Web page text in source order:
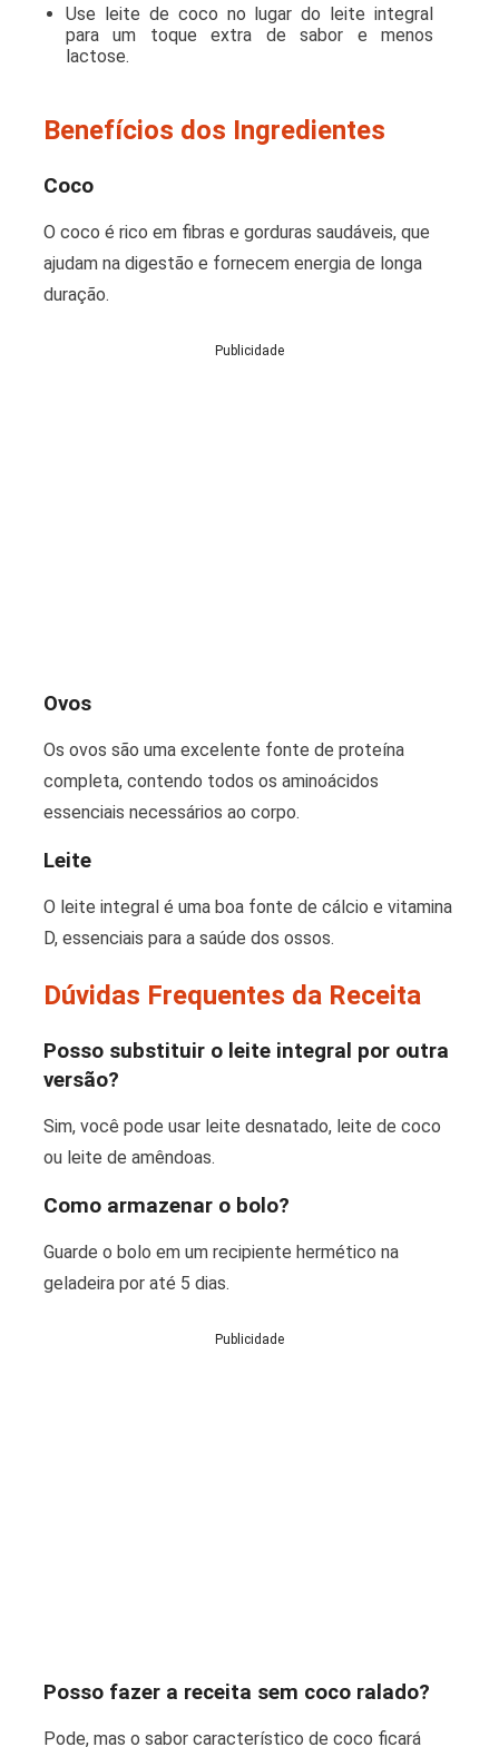
Use leite de coco no lugar do leite integral
para um toque extra de sabor e menos
lactose.
Benefícios dos Ingredientes
Coco
O coco é rico em fibras e gorduras saudáveis, que
ajudam na digestão e fornecem energia de longa
duração.
Publicidade
Ovos
Os ovos são uma excelente fonte de proteína
completa, contendo todos os aminoácidos
essenciais necessários ao corpo.
Leite
O leite integral é uma boa fonte de cálcio e vitamina
D, essenciais para a saúde dos ossos.
Dúvidas Frequentes da Receita
Posso substituir o leite integral por outra
versão?
Sim, você pode usar leite desnatado, leite de coco
ou leite de amêndoas.
Como armazenar o bolo?
Guarde o bolo em um recipiente hermético na
geladeira por até 5 dias.
Publicidade
Posso fazer a receita sem coco ralado?
Pode, mas o sabor característico de coco ficará